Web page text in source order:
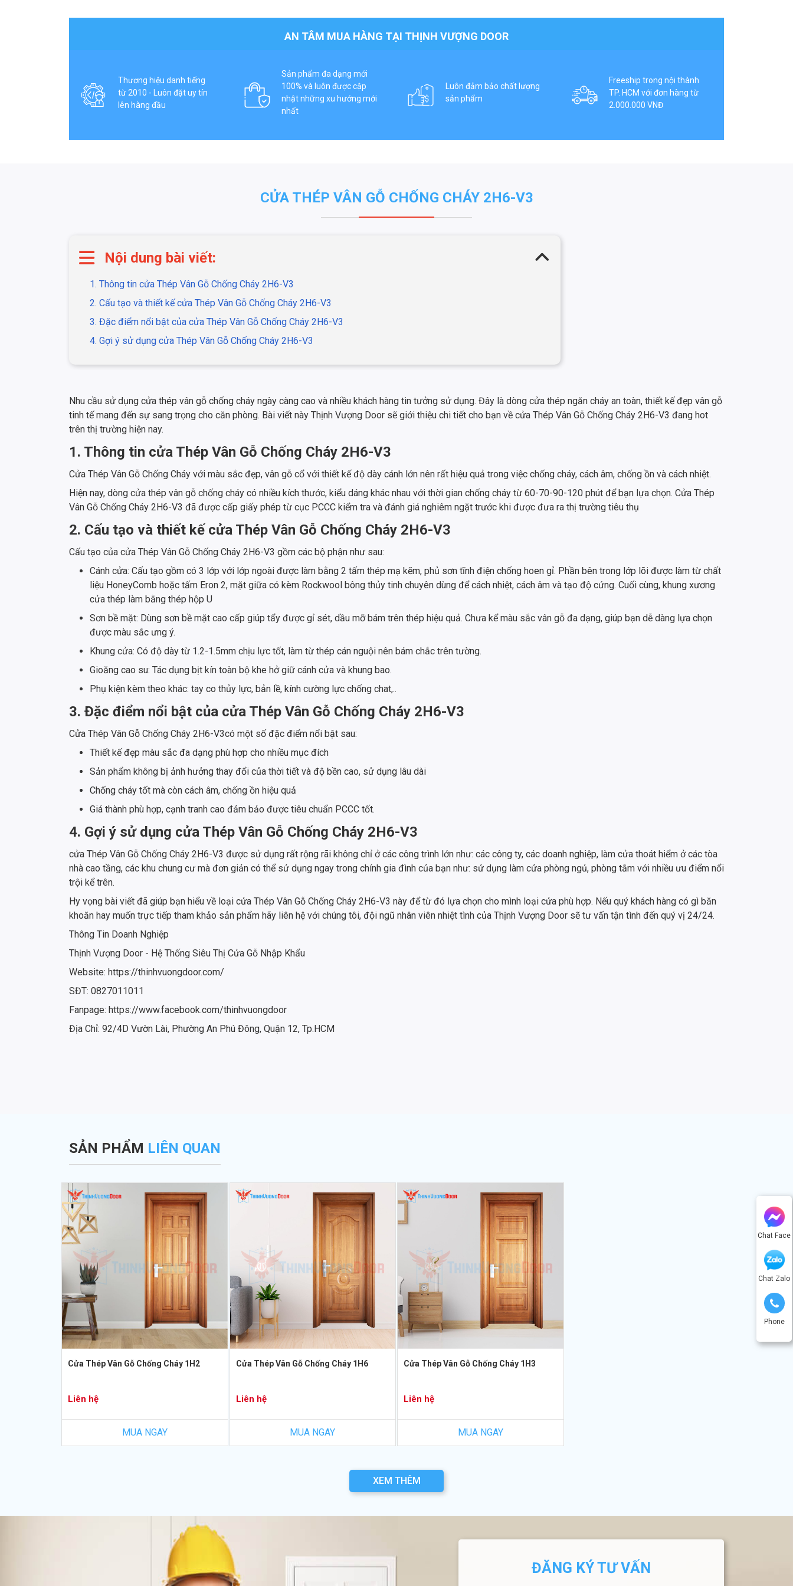
Chat Face
Chat Zalo
Phone
AN TÂM MUA HÀNG TẠI THỊNH VƯỢNG DOOR
Thương hiệu danh tiếng
từ 2010 - Luôn đặt uy tín
lên hàng đầu
Sản phẩm đa dạng mới
100% và luôn được cập
nhật những xu hướng mới
nhất
Luôn đảm bảo chất lượng
sản phẩm
Freeship trong nội thành
TP. HCM với đơn hàng từ
2.000.000 VNĐ
CỬA THÉP VÂN GỖ CHỐNG CHÁY 2H6-V3
Nội dung bài viết:
1. Thông tin cửa Thép Vân Gỗ Chống Cháy 2H6-V3
2. Cấu tạo và thiết kế cửa Thép Vân Gỗ Chống Cháy 2H6-V3
3. Đặc điểm nổi bật của cửa Thép Vân Gỗ Chống Cháy 2H6-V3
4. Gợi ý sử dụng cửa Thép Vân Gỗ Chống Cháy 2H6-V3
Nhu cầu sử dụng cửa thép vân gỗ chống cháy ngày càng cao và nhiều khách hàng tin tưởng sử dụng. Đây là dòng cửa thép ngăn cháy an toàn, thiết kế đẹp vân gỗ
tinh tế mang đến sự sang trọng cho căn phòng. Bài viết này Thịnh Vượng Door sẽ giới thiệu chi tiết cho bạn về cửa Thép Vân Gỗ Chống Cháy 2H6-V3 đang hot
trên thị trường hiện nay.
1. Thông tin cửa Thép Vân Gỗ Chống Cháy 2H6-V3
Cửa Thép Vân Gỗ Chống Cháy với màu sắc đẹp, vân gỗ cổ với thiết kế độ dày cánh lớn nên rất hiệu quả trong việc chống cháy, cách âm, chống ồn và cách nhiệt.
Hiện nay, dòng cửa thép vân gỗ chống cháy có nhiều kích thước, kiểu dáng khác nhau với thời gian chống cháy từ 60-70-90-120 phút để bạn lựa chọn. Cửa Thép
Vân Gỗ Chống Cháy 2H6-V3 đã được cấp giấy phép từ cục PCCC kiểm tra và đánh giá nghiêm ngặt trước khi được đưa ra thị trường tiêu thụ
2. Cấu tạo và thiết kế cửa Thép Vân Gỗ Chống Cháy 2H6-V3
Cấu tạo của cửa Thép Vân Gỗ Chống Cháy 2H6-V3 gồm các bộ phận như sau:
Cánh cửa: Cấu tạo gồm có 3 lớp với lớp ngoài được làm bằng 2 tấm thép mạ kẽm, phủ sơn tĩnh điện chống hoen gỉ. Phần bên trong lớp lõi được làm từ chất
liệu HoneyComb hoặc tấm Eron 2, mặt giữa có kèm Rockwool bông thủy tinh chuyên dùng để cách nhiệt, cách âm và tạo độ cứng. Cuối cùng, khung xương
cửa thép làm bằng thép hộp U
Sơn bề mặt: Dùng sơn bề mặt cao cấp giúp tẩy được gỉ sét, dầu mỡ bám trên thép hiệu quả. Chưa kể màu sắc vân gỗ đa dạng, giúp bạn dễ dàng lựa chọn
được màu sắc ưng ý.
Khung cửa: Có độ dày từ 1.2-1.5mm chịu lực tốt, làm từ thép cán nguội nên bám chắc trên tường.
Gioăng cao su: Tác dụng bịt kín toàn bộ khe hở giữ cánh cửa và khung bao.
Phụ kiện kèm theo khác: tay co thủy lực, bản lề, kính cường lực chống chat,..
3. Đặc điểm nổi bật của cửa Thép Vân Gỗ Chống Cháy 2H6-V3
Cửa Thép Vân Gỗ Chống Cháy 2H6-V3có một số đặc điểm nổi bật sau:
Thiết kế đẹp màu sắc đa dạng phù hợp cho nhiều mục đích
Sản phẩm không bị ảnh hưởng thay đổi của thời tiết và độ bền cao, sử dụng lâu dài
Chống cháy tốt mà còn cách âm, chống ồn hiệu quả
Giá thành phù hợp, cạnh tranh cao đảm bảo được tiêu chuẩn PCCC tốt.
4. Gợi ý sử dụng cửa Thép Vân Gỗ Chống Cháy 2H6-V3
cửa Thép Vân Gỗ Chống Cháy 2H6-V3 được sử dụng rất rộng rãi không chỉ ở các công trình lớn như: các công ty, các doanh nghiệp, làm cửa thoát hiểm ở các tòa
nhà cao tầng, các khu chung cư mà đơn giản có thể sử dụng ngay trong chính gia đình của bạn như: sử dụng làm cửa phòng ngủ, phòng tắm với nhiều ưu điểm nổi
trội kể trên.
Hy vọng bài viết đã giúp bạn hiểu về loại cửa Thép Vân Gỗ Chống Cháy 2H6-V3 này để từ đó lựa chọn cho mình loại cửa phù hợp. Nếu quý khách hàng có gì băn
khoăn hay muốn trực tiếp tham khảo sản phẩm hãy liên hệ với chúng tôi, đội ngũ nhân viên nhiệt tình của Thịnh Vượng Door sẽ tư vấn tận tình đến quý vị 24/24.
Thông Tin Doanh Nghiệp
Thịnh Vượng Door - Hệ Thống Siêu Thị Cửa Gỗ Nhập Khẩu
Website: https://thinhvuongdoor.com/
SĐT: 0827011011
Fanpage: https://www.facebook.com/thinhvuongdoor
Địa Chỉ: 92/4D Vườn Lài, Phường An Phú Đông, Quận 12, Tp.HCM
SẢN PHẨM LIÊN QUAN
Cửa Thép Vân Gỗ Chống Cháy 1H2
Liên hệ
MUA NGAY
Cửa Thép Vân Gỗ Chống Cháy 1H6
Liên hệ
MUA NGAY
Cửa Thép Vân Gỗ Chống Cháy 1H3
Liên hệ
MUA NGAY
XEM THÊM
ĐĂNG KÝ TƯ VẤN